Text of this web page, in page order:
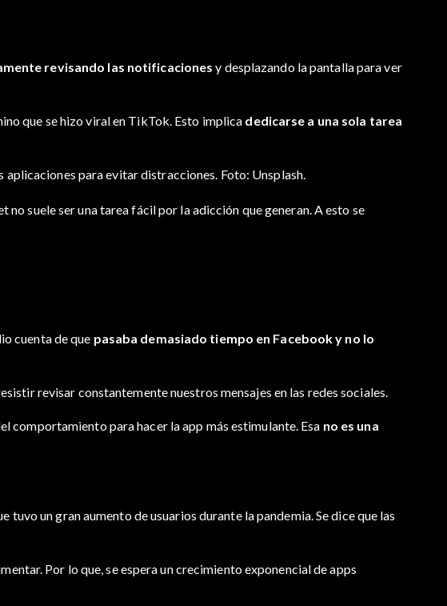
revisando las notificaciones y desplazando la pantalla para ver
que se hizo viral en TikTok. Esto implica dedicarse a una sola tarea
aplicaciones para evitar distracciones. Foto: Unsplash.
suele ser una tarea fácil por la adicción que generan. A esto se
cuenta de que pasaba demasiado tiempo en Facebook y no lo
revisar constantemente nuestros mensajes en las redes sociales.
comportamiento para hacer la app más estimulante. Esa no es una
tuvo un gran aumento de usuarios durante la pandemia. Se dice que las
Por lo que, se espera un crecimiento exponencial de apps